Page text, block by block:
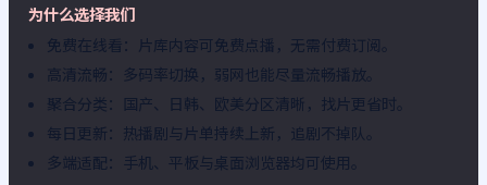
为什么选择我们
免费在线看：片库内容可免费点播，无需付费订阅。
高清流畅：多码率切换，弱网也能尽量流畅播放。
聚合分类：国产、日韩、欧美分区清晰，找片更省时。
每日更新：热播剧与片单持续上新，追剧不掉队。
多端适配：手机、平板与桌面浏览器均可使用。